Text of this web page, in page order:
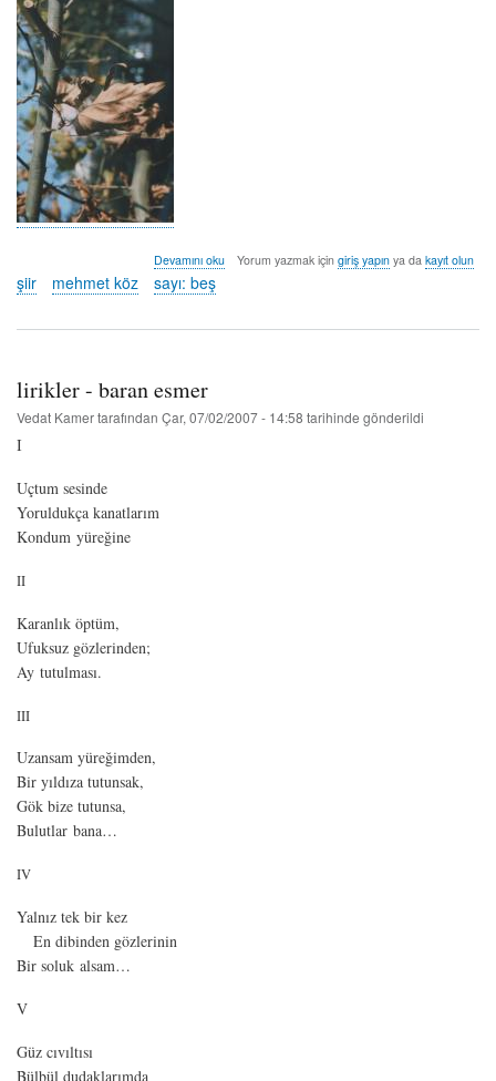
betimleme
mehmet
hakkında
Devamını oku Yorum yazmak için giriş yapınya da kayıt olun
şiir mehmet köz sayı: beş
lirikler - baran esmer
Vedat Kamertarafından Çar, 07/02/2007 - 14:58 tarihinde gönderildi
I
Uçtum sesinde
Yoruldukça kanatlarım
Kondum yüreğine
II
Karanlık öptüm,
Ufuksuz gözlerinden;
Ay tutulması.
III
Uzansam yüreğimden,
Bir yıldıza tutunsak,
Gök bize tutunsa,
Bulutlar bana…
IV
Yalnız tek bir kez
En dibinden gözlerinin
Bir soluk alsam…
V
Güz cıvıltısı
Bülbül dudaklarımda